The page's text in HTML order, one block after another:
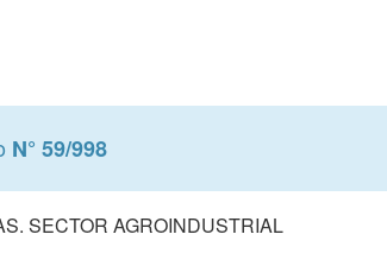
N° 59/998
SECTOR AGROINDUSTRIAL